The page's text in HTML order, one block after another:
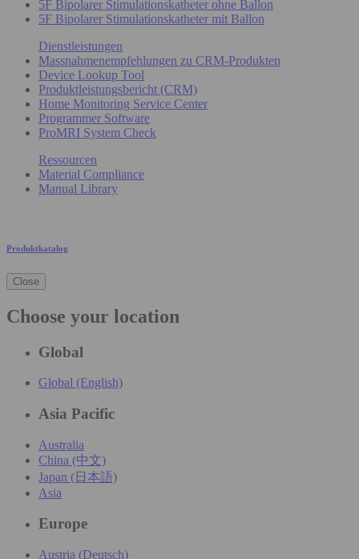
5F Bipolarer Stimulationskatheter ohne Ballon
5F Bipolarer Stimulationskatheter mit Ballon
Dienstleistungen
Massnahmenempfehlungen zu CRM-Produkten
Device Lookup Tool
Produktleistungsbericht (CRM)
Home Monitoring Service Center
Programmer Software
ProMRI System Check
Ressourcen
Material Compliance
Manual Library
Produktkatalog
Close
Choose your location
Global
Global (English)
Asia Pacific
Australia
China (中文)
Japan (日本語)
Asia
Europe
Austria (Deutsch)